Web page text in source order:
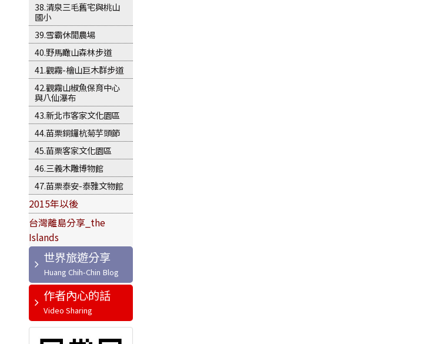
38.清泉三毛舊宅與桃山
國小
39.雪霸休閒農場
40.野馬瞰山森林步道
41.觀霧-檜山巨木群步道
42.觀霧山椒魚保育中心
與八仙瀑布
43.新北市客家文化園區
44.苗栗銅鑼杭菊芋頭節
45.苗栗客家文化園區
46.三義木雕博物館
47.苗栗泰安-泰雅文物館
2015年以後
台灣離島分享_the
Islands
世界旅遊分享
作者內心的話